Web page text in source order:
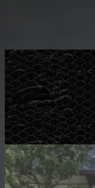
Saltar
al
contenido